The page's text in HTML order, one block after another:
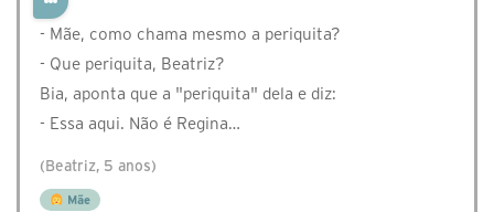
- Mãe, como chama mesmo a periquita?
- Que periquita, Beatriz?
Bia, aponta que a "periquita" dela e diz:
- Essa aqui. Não é Regina…
(Beatriz, 5 anos)
Mãe